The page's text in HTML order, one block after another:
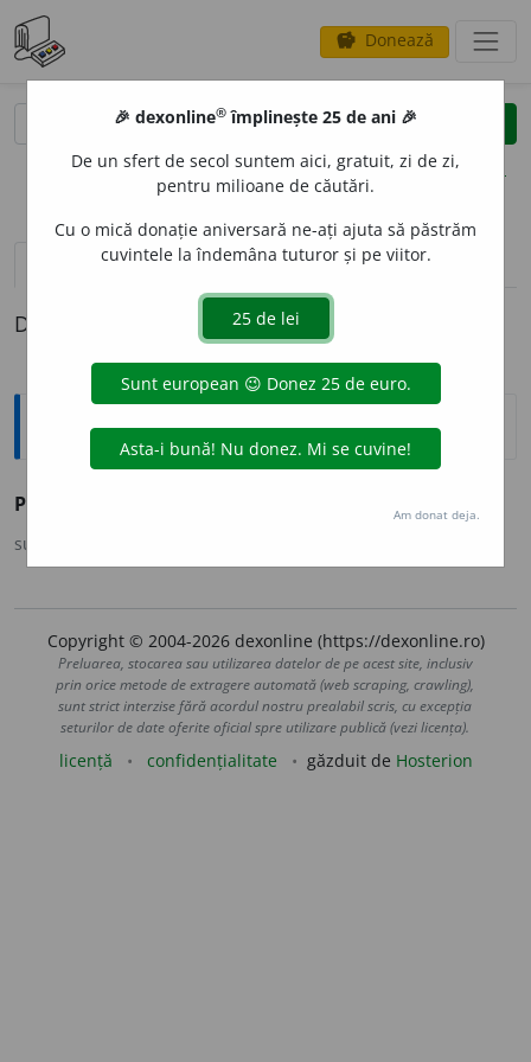
savings Donează
clear
opțiuni
definiții (1) pronunțievolume_up (28)
Definiția cu ID-ul 72150:
Antonime
Plagiat
sursa:
Copyright © 2004-2026 dexonline (https://dexonline.ro)
Preluarea, stocarea sau utilizarea datelor de pe acest site, inclusiv
prin orice metode de extragere automată (web scraping, crawling),
sunt strict interzise fără acordul nostru prealabil scris, cu excepția
seturilor de date oferite oficial spre utilizare publică (vezi licența).
licență confidențialitate găzduit de Hosterion
🎉 dexonline® împlinește 25 de ani 🎉
De un sfert de secol suntem aici, gratuit, zi de zi,
pentru milioane de căutări.
Cu o mică donație aniversară ne-ați ajuta să păstrăm
cuvintele la îndemâna tuturor și pe viitor.
Am donat deja.